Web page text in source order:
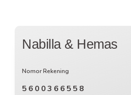
Nabilla & Hemas
Nomor Rekening
5600366558